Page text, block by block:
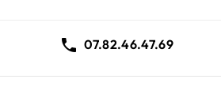
 07.82.46.47.69